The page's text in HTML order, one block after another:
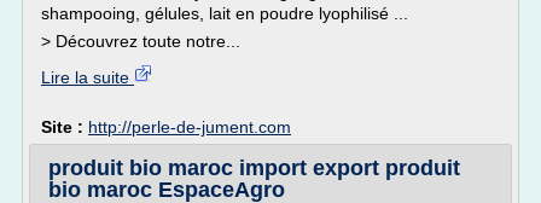
shampooing, gélules, lait en poudre lyophilisé ...
> Découvrez toute notre...
Lire la suite
Site : http://perle-de-jument.com
produit bio maroc import export produit
bio maroc EspaceAgro